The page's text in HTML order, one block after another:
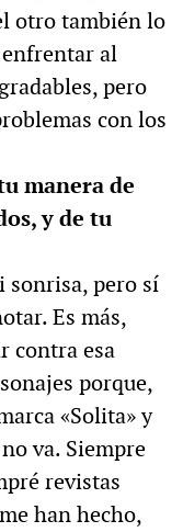
otro también lo
enfrentar al
pero
con los
manera de
y de tu
sonrisa, pero sí
Es más,
contra esa
porque,
«Solita» y
va. Siempre
revistas
han hecho,